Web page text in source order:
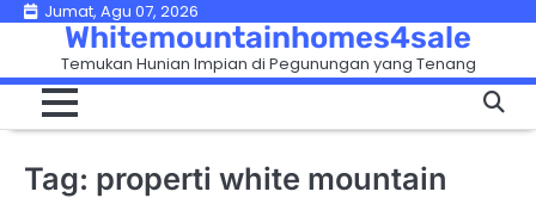
Skip
content
Jumat, Agu 07, 2026
Whitemountainhomes4sale
Temukan Hunian Impian di Pegunungan yang Tenang
Tag: properti white mountain